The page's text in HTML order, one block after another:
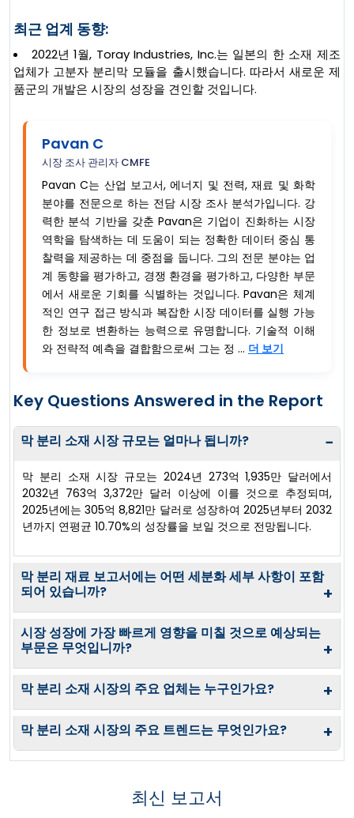
최근 업계 동향:
2022년 1월, Toray Industries, Inc.는 일본의 한 소재 제조
업체가 고분자 분리막 모듈을 출시했습니다. 따라서 새로운 제
품군의 개발은 시장의 성장을 견인할 것입니다.
Pavan C
시장 조사 관리자 CMFE
Pavan C는 산업 보고서, 에너지 및 전력, 재료 및 화학
분야를 전문으로 하는 전담 시장 조사 분석가입니다. 강
력한 분석 기반을 갖춘 Pavan은 기업이 진화하는 시장
역학을 탐색하는 데 도움이 되는 정확한 데이터 중심 통
찰력을 제공하는 데 중점을 둡니다. 그의 전문 분야는 업
계 동향을 평가하고, 경쟁 환경을 평가하고, 다양한 부문
에서 새로운 기회를 식별하는 것입니다. Pavan은 체계
적인 연구 접근 방식과 복잡한 시장 데이터를 실행 가능
한 정보로 변환하는 능력으로 유명합니다. 기술적 이해
와 전략적 예측을 결합함으로써 그는 정 ... 더 보기
Key Questions Answered in the Report
막 분리 소재 시장 규모는 얼마나 됩니까? −
막 분리 소재 시장 규모는 2024년 273억 1,935만 달러에서
2032년 763억 3,372만 달러 이상에 이를 것으로 추정되며,
2025년에는 305억 8,821만 달러로 성장하여 2025년부터 2032
년까지 연평균 10.70%의 성장률을 보일 것으로 전망됩니다.
막 분리 재료 보고서에는 어떤 세분화 세부 사항이 포함
되어 있습니까?
+
시장 성장에 가장 빠르게 영향을 미칠 것으로 예상되는
부문은 무엇입니까?
+
막 분리 소재 시장의 주요 업체는 누구인가요? +
막 분리 소재 시장의 주요 트렌드는 무엇인가요? +
최신 보고서